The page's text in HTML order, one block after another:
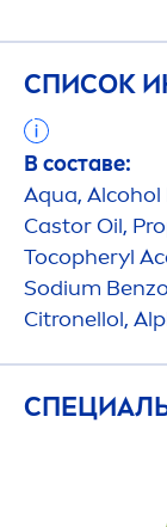
СПИСОК
В составе:
Aqua, Alcohol
Castor Oil,
Tocopheryl
Sodium
Citronellol,